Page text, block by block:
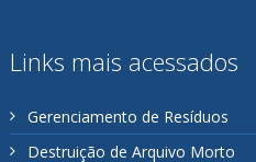
Links mais acessados
Gerenciamento de Resíduos
Destruição de Arquivo Morto